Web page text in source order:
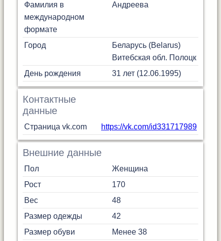
Фамилия в
международном
формате
Андреева
Город
Беларусь (Belarus)
Витебская обл. Полоцк
День рождения
31 лет (12.06.1995)
Контактные
данные
Страница vk.com https://vk.com/id331717989
Внешние данные
Пол
Женщина
Рост
170
Вес
48
Размер одежды
42
Размер обуви
Менее 38